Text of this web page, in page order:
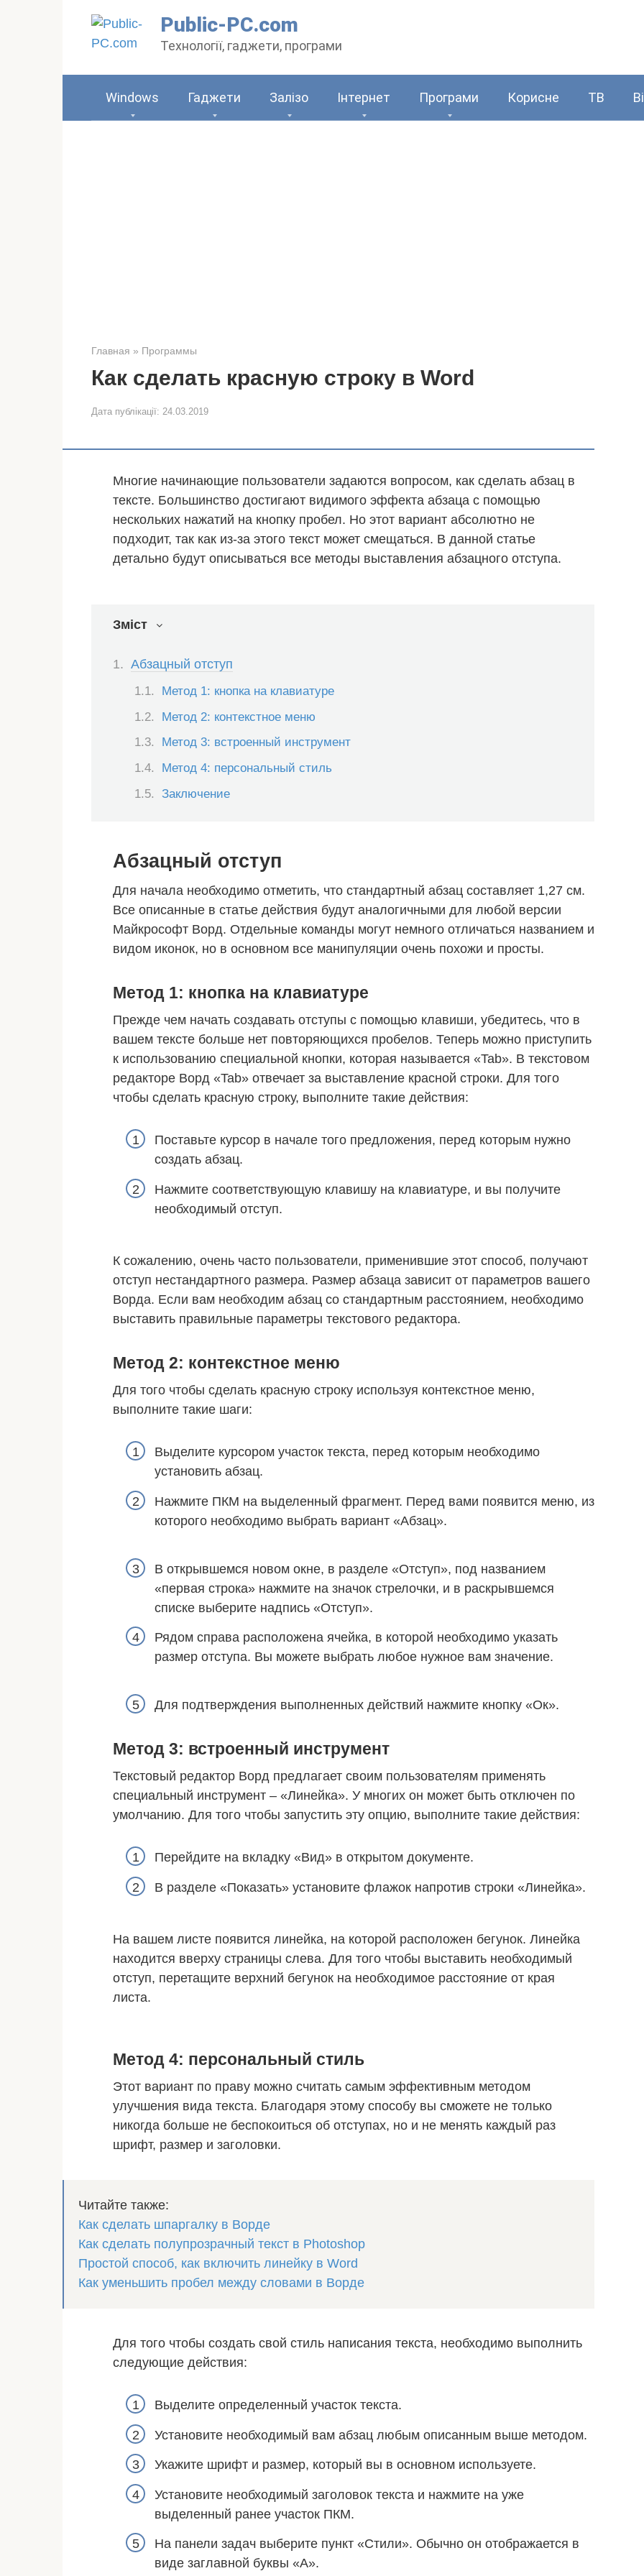
Public-PC.com
Технології, гаджети, програми
Windows Гаджети Залізо Інтернет Програми Корисне ТВ
Главная » Программы
Как сделать красную строку в Word
Дата публікації: 24.03.2019
Многие начинающие пользователи задаются вопросом, как сделать абзац в
тексте. Большинство достигают видимого эффекта абзаца с помощью
нескольких нажатий на кнопку пробел. Но этот вариант абсолютно не
подходит, так как из-за этого текст может смещаться. В данной статье
детально будут описываться все методы выставления абзацного отступа.
Зміст
Абзацный отступ
Метод 1: кнопка на клавиатуре
Метод 2: контекстное меню
Метод 3: встроенный инструмент
Метод 4: персональный стиль
Заключение
Абзацный отступ
Для начала необходимо отметить, что стандартный абзац составляет 1,27 см.
Все описанные в статье действия будут аналогичными для любой версии
Майкрософт Ворд. Отдельные команды могут немного отличаться названием и
видом иконок, но в основном все манипуляции очень похожи и просты.
Метод 1: кнопка на клавиатуре
Прежде чем начать создавать отступы с помощью клавиши, убедитесь, что в
вашем тексте больше нет повторяющихся пробелов. Теперь можно приступить
к использованию специальной кнопки, которая называется «Tab». В текстовом
редакторе Ворд «Tab» отвечает за выставление красной строки. Для того
чтобы сделать красную строку, выполните такие действия:
Поставьте курсор в начале того предложения, перед которым нужно
создать абзац.
Нажмите соответствующую клавишу на клавиатуре, и вы получите
необходимый отступ.
К сожалению, очень часто пользователи, применившие этот способ, получают
отступ нестандартного размера. Размер абзаца зависит от параметров вашего
Ворда. Если вам необходим абзац со стандартным расстоянием, необходимо
выставить правильные параметры текстового редактора.
Метод 2: контекстное меню
Для того чтобы сделать красную строку используя контекстное меню,
выполните такие шаги:
Выделите курсором участок текста, перед которым необходимо
установить абзац.
Нажмите ПКМ на выделенный фрагмент. Перед вами появится меню, из
которого необходимо выбрать вариант «Абзац».
В открывшемся новом окне, в разделе «Отступ», под названием
«первая строка» нажмите на значок стрелочки, и в раскрывшемся
списке выберите надпись «Отступ».
Рядом справа расположена ячейка, в которой необходимо указать
размер отступа. Вы можете выбрать любое нужное вам значение.
Для подтверждения выполненных действий нажмите кнопку «Ок».
Метод 3: встроенный инструмент
Текстовый редактор Ворд предлагает своим пользователям применять
специальный инструмент – «Линейка». У многих он может быть отключен по
умолчанию. Для того чтобы запустить эту опцию, выполните такие действия:
Перейдите на вкладку «Вид» в открытом документе.
В разделе «Показать» установите флажок напротив строки «Линейка».
На вашем листе появится линейка, на которой расположен бегунок. Линейка
находится вверху страницы слева. Для того чтобы выставить необходимый
отступ, перетащите верхний бегунок на необходимое расстояние от края
листа.
Метод 4: персональный стиль
Этот вариант по праву можно считать самым эффективным методом
улучшения вида текста. Благодаря этому способу вы сможете не только
никогда больше не беспокоиться об отступах, но и не менять каждый раз
шрифт, размер и заголовки.
Читайте также:
Как сделать шпаргалку в Ворде
Как сделать полупрозрачный текст в Photoshop
Простой способ, как включить линейку в Word
Как уменьшить пробел между словами в Ворде
Для того чтобы создать свой стиль написания текста, необходимо выполнить
следующие действия:
Выделите определенный участок текста.
Установите необходимый вам абзац любым описанным выше методом.
Укажите шрифт и размер, который вы в основном используете.
Установите необходимый заголовок текста и нажмите на уже
выделенный ранее участок ПКМ.
На панели задач выберите пункт «Стили». Обычно он отображается в
виде заглавной буквы «А».